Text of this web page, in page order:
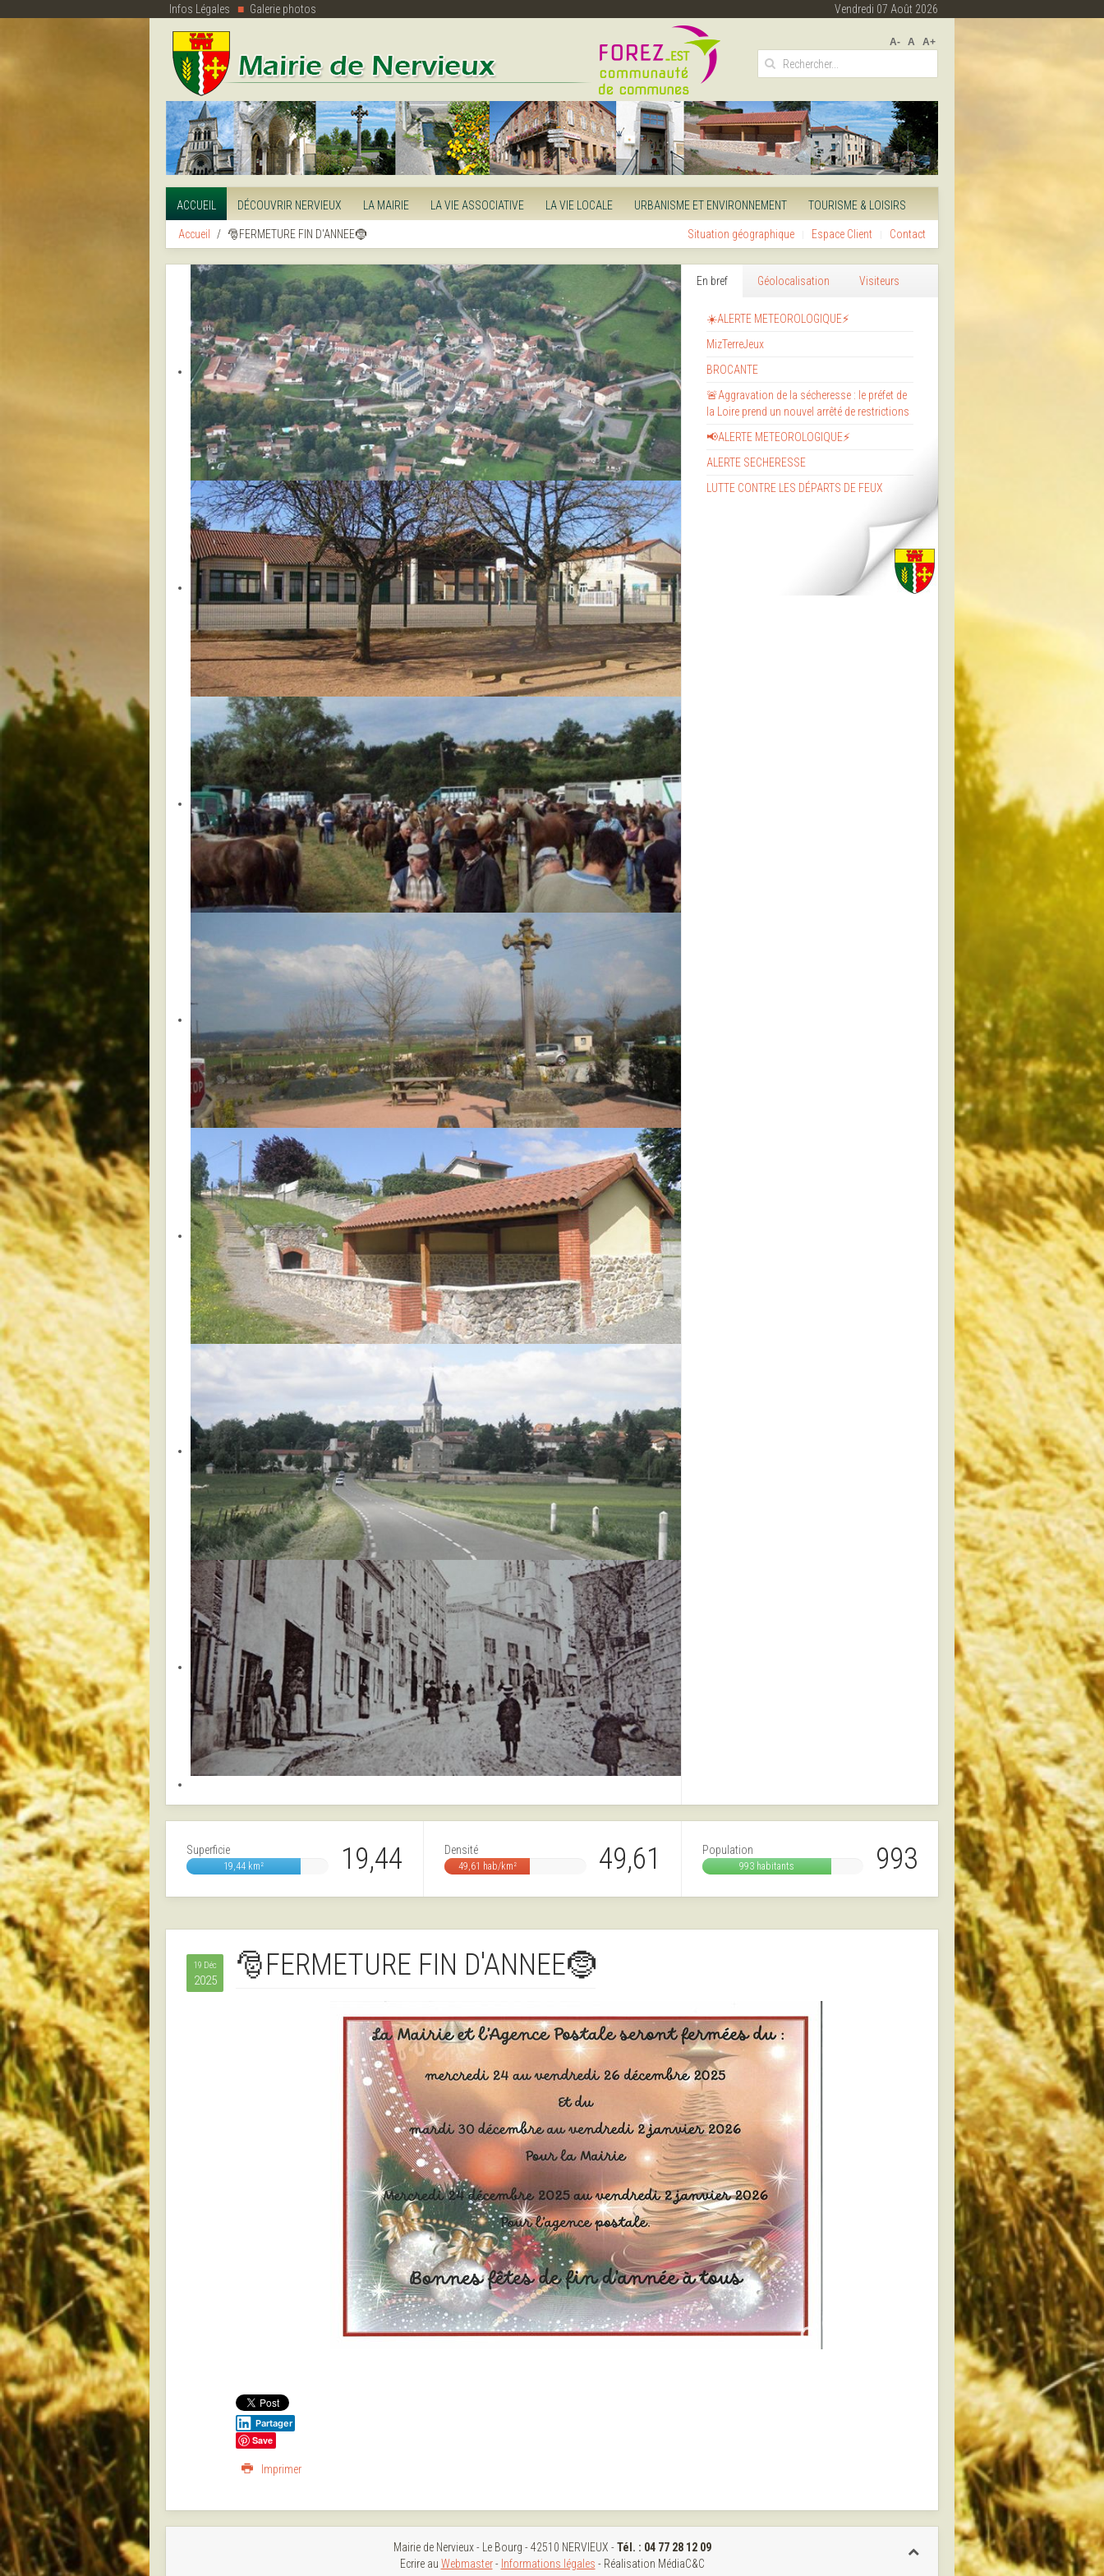
Infos Légales Galerie photos Vendredi 07 Août 2026
A- A A+
ACCUEIL DÉCOUVRIR NERVIEUX LA MAIRIE LA VIE ASSOCIATIVE LA VIE LOCALE URBANISME ET ENVIRONNEMENT TOURISME & LOISIRS
Accueil 🎅FERMETURE FIN D'ANNEE🤶 Situation géographique Espace Client Contact
En bref Géolocalisation Visiteurs
☀️ALERTE METEOROLOGIQUE⚡
MizTerreJeux
BROCANTE
🚨Aggravation de la sécheresse : le préfet de
la Loire prend un nouvel arrêté de restrictions
📢ALERTE METEOROLOGIQUE⚡
ALERTE SECHERESSE
LUTTE CONTRE LES DÉPARTS DE FEUX
19,44
Superficie
19,44 km² 49,61
Densité
49,61 hab/km² 993
Population
993 habitants
19 Déc
2025 🎅FERMETURE FIN D'ANNEE🤶
Partager
Save
Imprimer
Mairie de Nervieux - Le Bourg - 42510 NERVIEUX -Tél. : 04 77 28 12 09
Ecrire au Webmaster- Informations légales - Réalisation MédiaC&C